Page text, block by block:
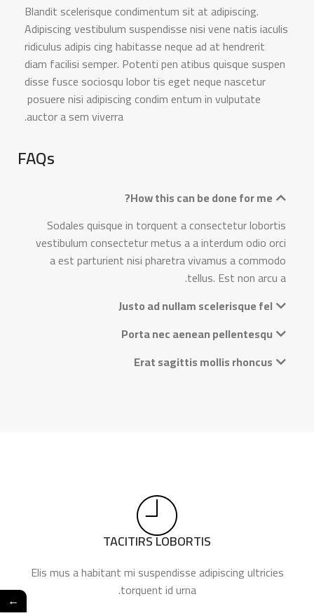
Blandit scelerisque condimentum sit at adipiscing.
Adipiscing vestibulum suspendisse nisi vene natis iaculis
ridiculus adipis cing habitasse neque ad at hendrerit
diam facilisi semper. Potenti pen atibus quisque suspen
disse fusce sociosqu lobor tis eget neque nascetur
posuere nisi adipiscing condim entum in vulputate
auctor a sem viverra.
FAQs
How this can be done for me?
Sodales quisque in torquent a consectetur lobortis
vestibulum consectetur metus a a interdum odio orci
a est parturient nisi pharetra vivamus a commodo
tellus. Est non arcu a.
Justo ad nullam scelerisque fel
Porta nec aenean pellentesqu
Erat sagittis mollis rhoncus
TACITIRS LOBORTIS
Elis mus a habitant mi suspendisse adipiscing ultricies
torquent id urna.
←